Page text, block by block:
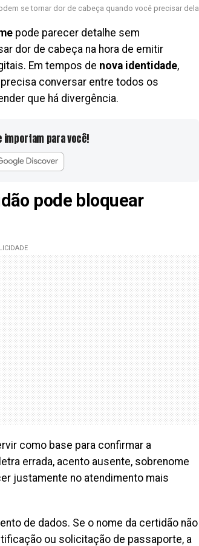
se tornar dor de cabeça quando você precisar dela
pode parecer detalhe sem
dor de cabeça na hora de emitir
Em tempos de nova identidade,
conversar entre todos os
que há divergência.
para você!
pode bloquear
como base para confirmar a
errada, acento ausente, sobrenome
justamente no atendimento mais
de dados. Se o nome da certidão não
ou solicitação de passaporte, a